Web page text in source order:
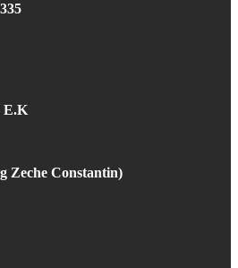
E.K
Zeche Constantin)